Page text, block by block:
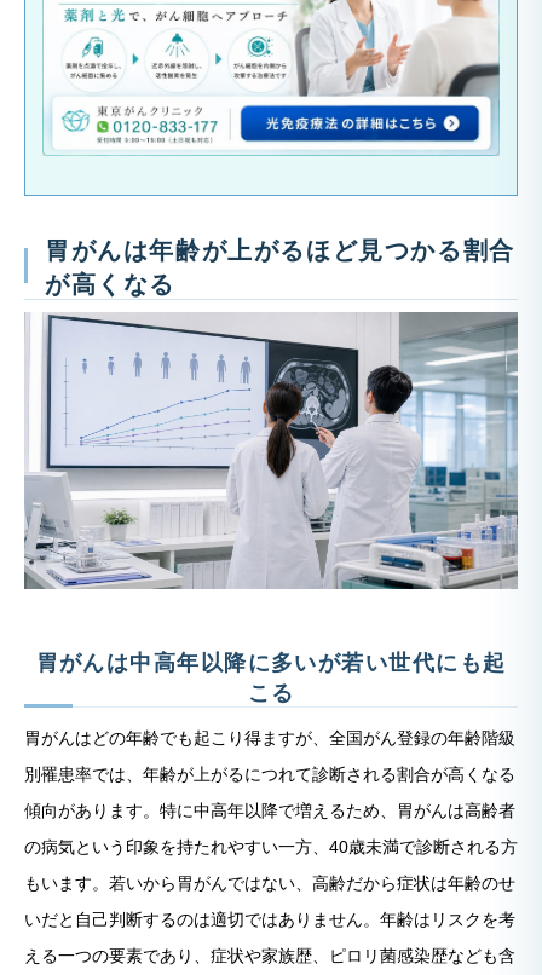
胃がんは年齢が上がるほど見つかる割合
が高くなる
胃がんは中高年以降に多いが若い世代にも起
こる
胃がんはどの年齢でも起こり得ますが、全国がん登録の年齢階級
別罹患率では、年齢が上がるにつれて診断される割合が高くなる
傾向があります。特に中高年以降で増えるため、胃がんは高齢者
の病気という印象を持たれやすい一方、40歳未満で診断される方
もいます。若いから胃がんではない、高齢だから症状は年齢のせ
いだと自己判断するのは適切ではありません。年齢はリスクを考
える一つの要素であり、症状や家族歴、ピロリ菌感染歴なども含